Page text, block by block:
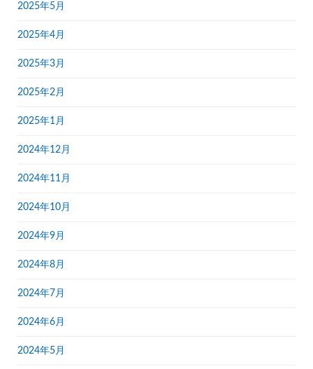
2025年5月
2025年4月
2025年3月
2025年2月
2025年1月
2024年12月
2024年11月
2024年10月
2024年9月
2024年8月
2024年7月
2024年6月
2024年5月